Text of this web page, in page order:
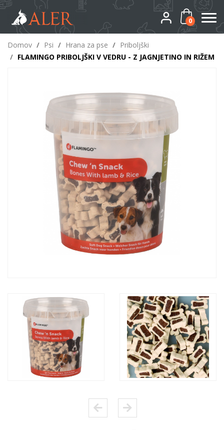
0
Domov / Psi / Hrana za pse / Priboljški
/ FLAMINGO PRIBOLJŠKI V VEDRU - Z JAGNJETINO IN RIŽEM